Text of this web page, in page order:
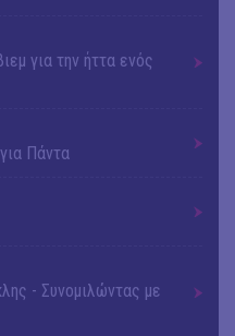
για την ήττα ενός
Πάντα
- Συνομιλώντας με